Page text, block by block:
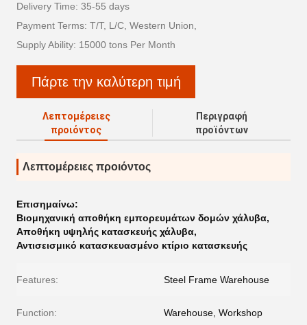
Delivery Time: 35-55 days
Payment Terms: T/T, L/C, Western Union,
Supply Ability: 15000 tons Per Month
Πάρτε την καλύτερη τιμή
Λεπτομέρειες
προιόντος
Περιγραφή
προϊόντων
Λεπτομέρειες προιόντος
Επισημαίνω:
Βιομηχανική αποθήκη εμπορευμάτων δομών χάλυβα,
Αποθήκη υψηλής κατασκευής χάλυβα,
Αντισεισμικό κατασκευασμένο κτίριο κατασκευής
Features: Steel Frame Warehouse
Function: Warehouse, Workshop